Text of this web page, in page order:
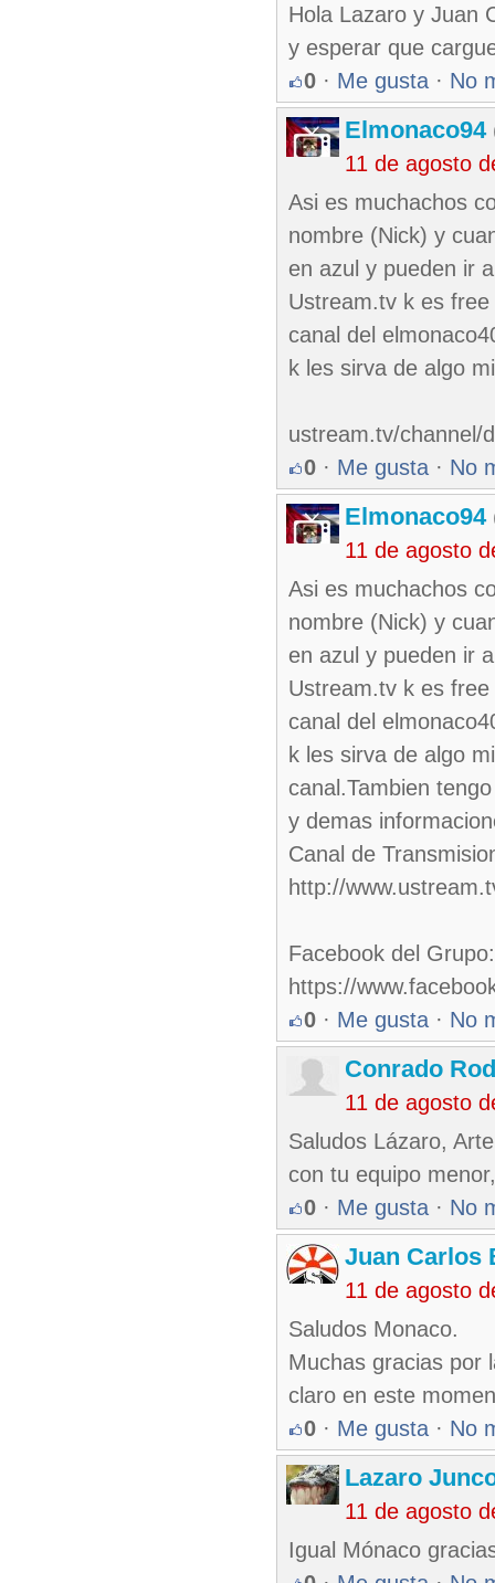
Hola Lazaro y Juan
y esperar que
0 · Me gusta · No
Elmonaco94
11 de agosto
Asi es muchachos
nombre (Nick) y
en azul y pueden ir
Ustream.tv k es
canal del
k les sirva de algo
ustream.tv/channel/
0 · Me gusta · No
Elmonaco94
11 de agosto
Asi es muchachos
nombre (Nick) y
en azul y pueden ir
Ustream.tv k es
canal del
k les sirva de algo
canal.Tambien
y demas
Canal de
http://
Facebook del Grupo:
https://
0 · Me gusta · No
Conrado
11 de agosto
Saludos Lázaro,
con tu equipo
0 · Me gusta · No
Juan Carlos
11 de agosto
Saludos Monaco.
Muchas gracias por
claro en este
0 · Me gusta · No
Lazaro
11 de agosto
Igual Mónaco